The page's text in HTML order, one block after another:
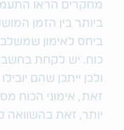
מחקרים הראו
ביותר בין הזמן
ביחס לאימון שמשלב
כוח. יש לקחת
ולכן ייתכן שהם
זאת, אימוני הכוח
יותר, זאת בהשוואה